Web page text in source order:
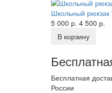
Школьный рюкзак
5 000 р. 4 500 р.
В корзину
Бесплатная
России